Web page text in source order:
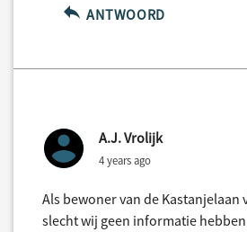
ANTWOORD
A.J. Vrolijk
4 years ago
Als bewoner van de Kastanjelaan
slecht wij geen informatie